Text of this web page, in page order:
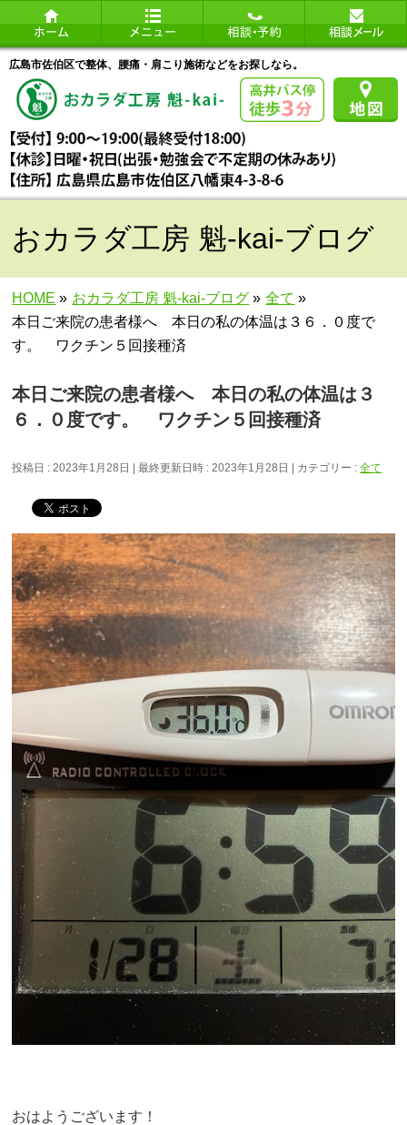
広島市佐伯区で整体、腰痛・肩こり施術などをお探しなら。
おカラダ工房 魁-kai-ブログ
HOME » おカラダ工房 魁-kai-ブログ » 全て »
本日ご来院の患者様へ 本日の私の体温は３６．０度で
す。 ワクチン５回接種済
本日ご来院の患者様へ 本日の私の体温は３
６．０度です。 ワクチン５回接種済
投稿日 : 2023年1月28日 最終更新日時 : 2023年1月28日 カテゴリー :全て
おはようございます！